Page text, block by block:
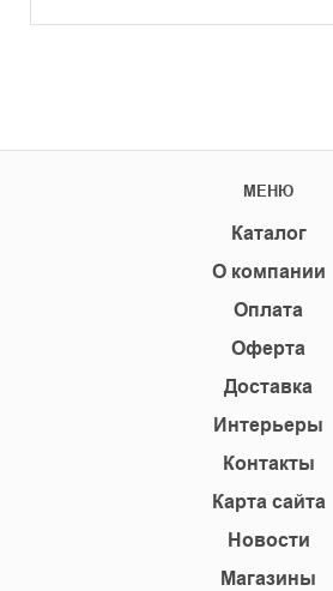
МЕНЮ
Каталог
О компании
Оплата
Оферта
Доставка
Интерьеры
Контакты
Карта сайта
Новости
Магазины